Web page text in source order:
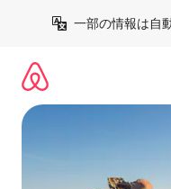
一部の情報は自